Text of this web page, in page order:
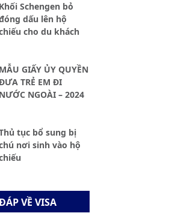
Khối Schengen bỏ
dấu lên hộ
cho du khách
MẪU GIẤY ỦY QUYỀN
TRẺ EM ĐI
NƯỚC NGOÀI – 2024
tục bổ sung bị
nơi sinh vào hộ
VỀ VISA